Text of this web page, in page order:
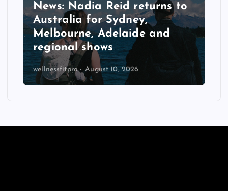
News: Nadia Reid returns to
Australia for Sydney,
Melbourne, Adelaide and
regional shows
wellnessfitpro August 10, 2026